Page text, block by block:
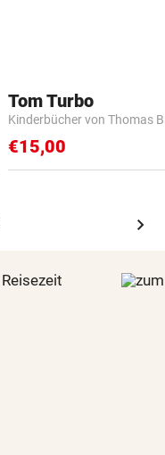
Tom Turbo
Kinderbücher von Thomas
€15,00
chevron_right